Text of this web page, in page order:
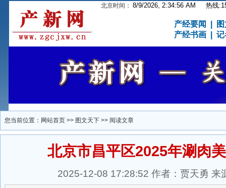
北京时间： 8/9/2026, 2:34:56 AM 热线
产经要闻
产经书画
记
您当前位置： 网站首页 >> 图文天下 >> 阅读文章
北京市昌平区2025年涮肉
2025-12-08 17:28:52 作者：贾天勇